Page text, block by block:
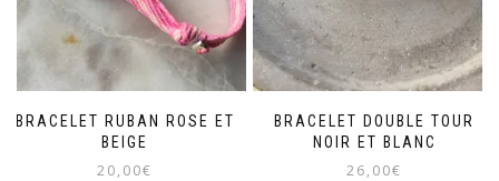
BRACELET RUBAN ROSE ET
BEIGE
20,00€
BRACELET DOUBLE TOUR
NOIR ET BLANC
26,00€